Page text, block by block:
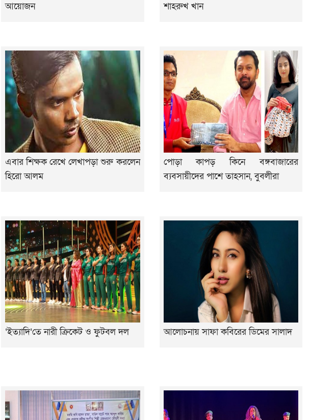
আয়োজন
শাহরুখ খান
এবার শিক্ষক রেখে লেখাপড়া শুরু করলেন
হিরো আলম
পোড়া কাপড় কিনে বঙ্গবাজারের
ব্যবসায়ীদের পাশে তাহসান, বুবলীরা
‘ইত্যাদি’তে নারী ক্রিকেট ও ফুটবল দল আলোচনায় সাফা কবিরের ডিমের সালাদ